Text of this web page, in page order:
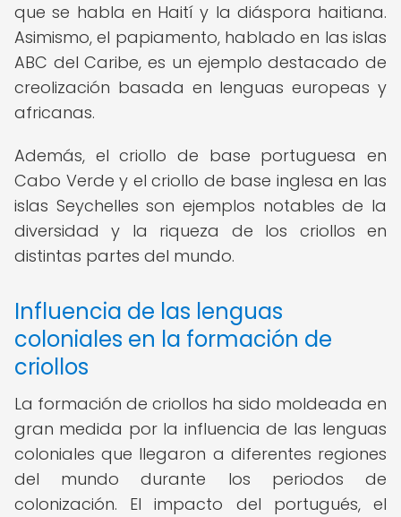
que se habla en Haití y la diáspora haitiana.
Asimismo, el papiamento, hablado en las islas
ABC del Caribe, es un ejemplo destacado de
creolización basada en lenguas europeas y
africanas.
Además, el criollo de base portuguesa en
Cabo Verde y el criollo de base inglesa en las
islas Seychelles son ejemplos notables de la
diversidad y la riqueza de los criollos en
distintas partes del mundo.
Influencia de las lenguas
coloniales en la formación de
criollos
La formación de criollos ha sido moldeada en
gran medida por la influencia de las lenguas
coloniales que llegaron a diferentes regiones
del mundo durante los periodos de
colonización. El impacto del portugués, el